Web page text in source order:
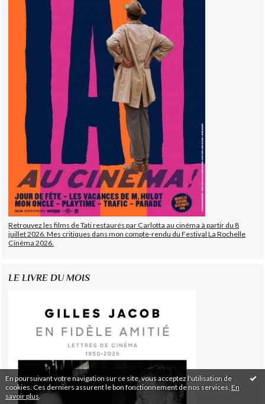
En poursuivant votre navigation sur ce site, vous acceptez l'utilisation de
cookies. Ces derniers assurent le bon fonctionnement de nos services. En
savoir plus.
Retrouvez les films de Tati restaurés par Carlotta au cinéma à partir du 8
juillet 2026. Mes critiques dans mon compte-rendu du Festival La Rochelle
Cinéma 2026.
LE LIVRE DU MOIS